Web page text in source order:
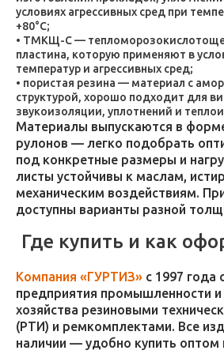
условиях агрессивных сред при
+80°C;
ТМКЩ-С —
пластина, которую применяют в
температур и агрессивных сред;
пористая резина — материал с
структурой, хорошо подходит для
звукоизоляции, уплотнений и
Материалы выпускаются в
рулонов — легко подобрать
под конкретные размеры и
листы устойчивы к маслам,
механическим воздействиям.
доступны варианты разной
Где купить и как
Компания «ГУРТИЗ» с 1997 года
предприятия промышленности и
хозяйства резиновыми
(РТИ) и ремкомплектами. Все
наличии — удобно купить оптом